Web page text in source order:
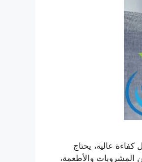
عالية، يحتاج
المشروبات والأطعمة،